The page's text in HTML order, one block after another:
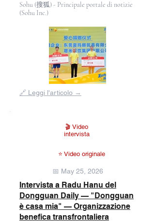
Sohu (搜狐) - Principale portale di notizie
(Sohu Inc.)
dalla
galleria
🔗 Leggi l'articolo →
🎬 Video
intervista
⭐ Video originale
📅 May 25, 2026
Intervista a Radu Hanu del
Dongguan Daily — "Dongguan
è casa mia" — Organizzazione
benefica transfrontaliera